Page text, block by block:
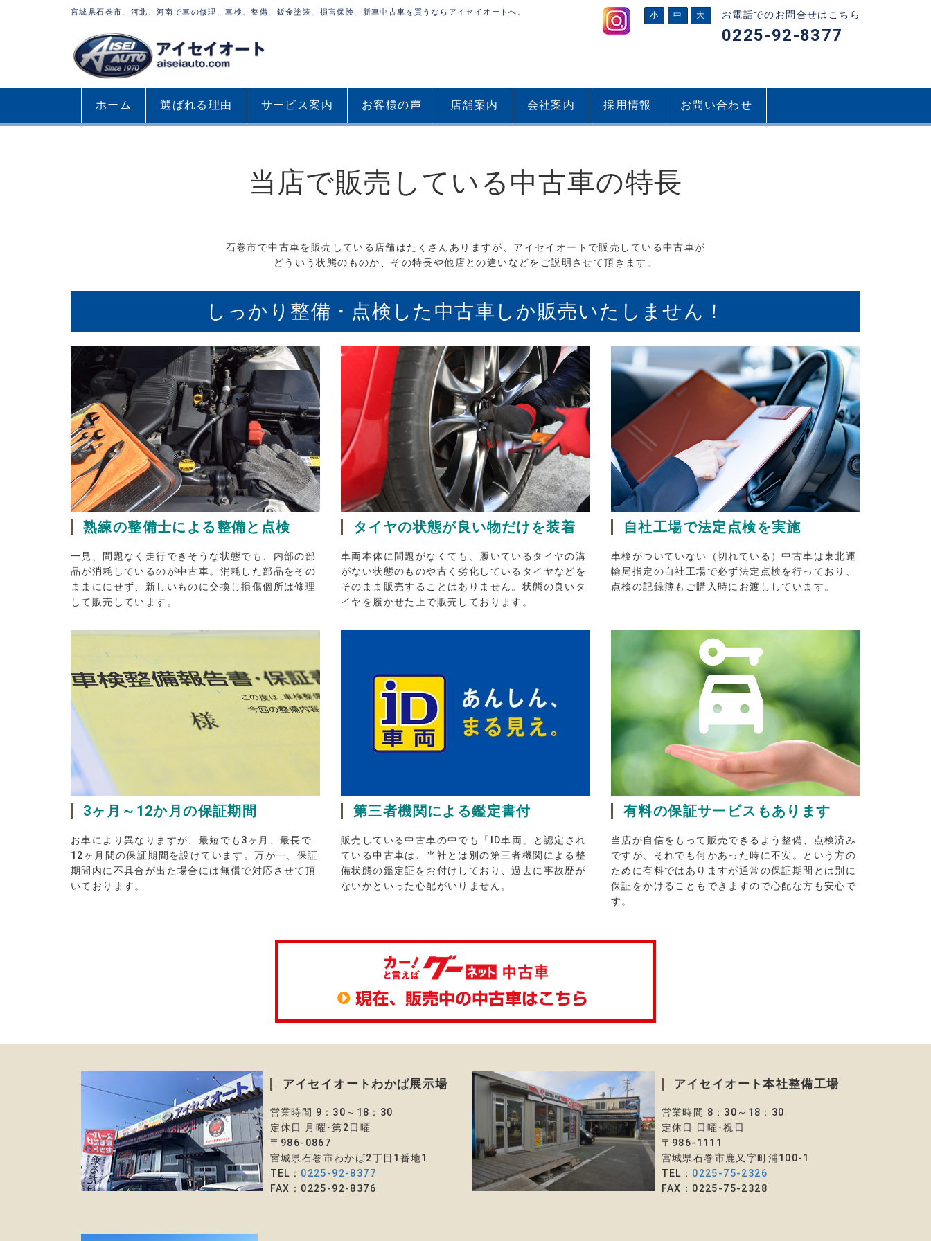
宮城県石巻市、河北、河南で車の修理、車検、整備、鈑金塗装、損害保険、新車中古車を買うならアイセイオートへ。 お電話でのお問合せはこちら
0225-92-8377
小 中 大
ホーム 選ばれる理由 サービス案内 お客様の声 店舗案内 会社案内 採用情報 お問い合わせ
当店で販売している中古車の特長
石巻市で中古車を販売している店舗はたくさんありますが、アイセイオートで販売している中古車が
どういう状態のものか、その特長や他店との違いなどをご説明させて頂きます。
しっかり整備・点検した中古車しか販売いたしません！
熟練の整備士による整備と点検
一見、問題なく走行できそうな状態でも、内部の部
品が消耗しているのが中古車。消耗した部品をその
ままににせず、新しいものに交換し損傷個所は修理
して販売しています。
タイヤの状態が良い物だけを装着
車両本体に問題がなくても、履いているタイヤの溝
がない状態のものや古く劣化しているタイヤなどを
そのまま販売することはありません。状態の良いタ
イヤを履かせた上で販売しております。
自社工場で法定点検を実施
車検がついていない（切れている）中古車は東北運
輸局指定の自社工場で必ず法定点検を行っており、
点検の記録簿もご購入時にお渡ししています。
3ヶ月～12か月の保証期間
お車により異なりますが、最短でも3ヶ月、最長で
12ヶ月間の保証期間を設けています。万が一、保証
期間内に不具合が出た場合には無償で対応させて頂
いております。
第三者機関による鑑定書付
販売している中古車の中でも「ID車両」と認定され
ている中古車は、当社とは別の第三者機関による整
備状態の鑑定証をお付けしており、過去に事故歴が
ないかといった心配がいりません。
有料の保証サービスもあります
当店が自信をもって販売できるよう整備、点検済み
ですが、それでも何かあった時に不安。という方の
ために有料ではありますが通常の保証期間とは別に
保証をかけることもできますので心配な方も安心で
す。
アイセイオートわかば展示場
営業時間 9：30～18：30
定休日 月曜･第2日曜
〒986-0867
宮城県石巻市わかば2丁目1番地1
TEL： 0225-92-8377
FAX：0225-92-8376
アイセイオート本社整備工場
営業時間 8：30～18：30
定休日 日曜･祝日
〒986-1111
宮城県石巻市鹿又字町浦100-1
TEL： 0225-75-2326
FAX：0225-75-2328